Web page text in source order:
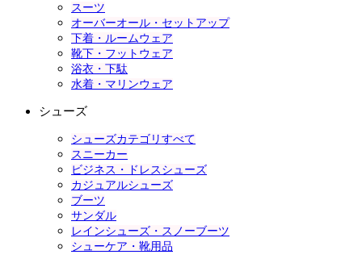
スーツ
オーバーオール・セットアップ
下着・ルームウェア
靴下・フットウェア
浴衣・下駄
水着・マリンウェア
シューズ
シューズカテゴリすべて
スニーカー
ビジネス・ドレスシューズ
カジュアルシューズ
ブーツ
サンダル
レインシューズ・スノーブーツ
シューケア・靴用品